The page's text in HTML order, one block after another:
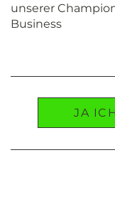
unserer
Business
JA